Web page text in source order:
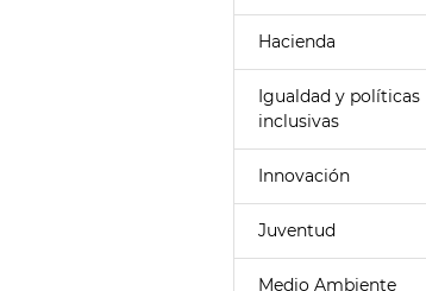
Hacienda
Igualdad y políticas
inclusivas
Innovación
Juventud
Medio Ambiente